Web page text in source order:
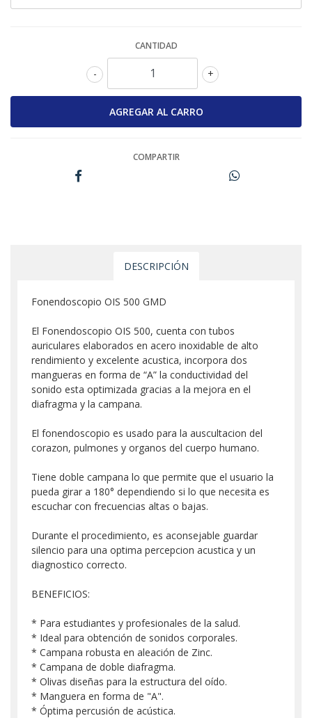
CANTIDAD
+
-
COMPARTIR
DESCRIPCIÓN
Fonendoscopio OIS 500 GMD
El Fonendoscopio OIS 500, cuenta con tubos
auriculares elaborados en acero inoxidable de alto
rendimiento y excelente acustica, incorpora dos
mangueras en forma de “A” la conductividad del
sonido esta optimizada gracias a la mejora en el
diafragma y la campana.
El fonendoscopio es usado para la auscultacion del
corazon, pulmones y organos del cuerpo humano.
Tiene doble campana lo que permite que el usuario la
pueda girar a 180° dependiendo si lo que necesita es
escuchar con frecuencias altas o bajas.
Durante el procedimiento, es aconsejable guardar
silencio para una optima percepcion acustica y un
diagnostico correcto.
BENEFICIOS:
* Para estudiantes y profesionales de la salud.
* Ideal para obtención de sonidos corporales.
* Campana robusta en aleación de Zinc.
* Campana de doble diafragma.
* Olivas diseñas para la estructura del oído.
* Manguera en forma de "A".
* Óptima percusión de acústica.